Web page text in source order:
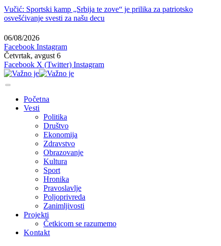
Vučić: Sportski kamp „Srbija te zove“ je prilika za patriotsko
osvešćivanje svesti za našu decu
06/08/2026
Facebook Instagram
Četvrtak, avgust 6
Facebook X (Twitter) Instagram
Početna
Vesti
Politika
Društvo
Ekonomija
Zdravstvo
Obrazovanje
Kultura
Sport
Hronika
Pravoslavlje
Poljoprivreda
Zanimljivosti
Projekti
Četkicom se razumemo
Kontakt